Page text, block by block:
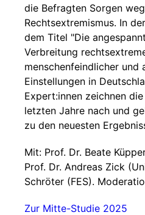
die Befragten Sorgen
Rechtsextremismus. In
dem Titel "Die
Verbreitung
menschenfeindlicher und
Einstellungen in
Expert:innen zeichnen
letzten Jahre nach und
zu den neuesten
Mit: Prof. Dr. Beate
Prof. Dr. Andreas Zick
Schröter (FES).
Zur Mitte-Studie 2025